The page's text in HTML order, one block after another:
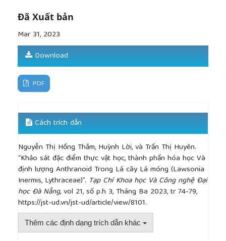
NXB Y Học, 2011.
Chanida Palanuvej, Nijsiri Ruangrungsi,
"Pharmacognostic specifications and lawsone
content of
Pharmacognosy Res, 9(1), 2017, 60-64.
[14]
Olobayotan Ifeyomi, Phytochemical investigation of
Nigerian herbs, Mitragyna inermis (Wild) and
Lawsonia inermis (Linn.), Nigeria, Scientific Figure
on Research Gate, 2021.
[15]Das Suman, "In vitro evaluation of
phytochemicals and antimicrobial activities of
extracts of seeds and leaves ofLawsoniainermis
American Journal of PharmTech Research, 4(2),
2014, 710-719.
[16]Dahake Pavan, Kamble Dr Sanjay, "Study on
antimicrobial potential and preliminary
phytochemical screening ofLawsonia inermis
Đã Xuất bản
Mar 31, 2023
Download
PDF
Cách trích dẫn
Nguyễn Thị Hồng Thắm, Huỳnh Lời, và Trần Thị Huyên.
“Khảo sát đặc điểm thực vật học, thành phần hóa học Và
định lượng Anthranoid Trong Lá cây Lá móng (Lawsonia
Inermis, Lythraceae)”. Tạp Chí Khoa học Và Công nghệ Đại
học Đà Nẵng, vol 21, số p.h 3, Tháng Ba 2023, tr 74-79,
https://jst-ud.vn/jst-ud/article/view/8101.
Thêm các định dạng trích dẫn khác